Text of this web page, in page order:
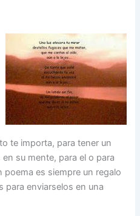
te importa, para tener un
su mente, para el o para
poema es siempre un regalo
enviarselos en una